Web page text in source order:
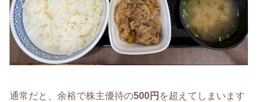
通常だと、余裕で株主優待の500円 を超えてしまいます